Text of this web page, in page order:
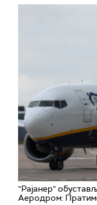
"Рајанер"
Аеродром: